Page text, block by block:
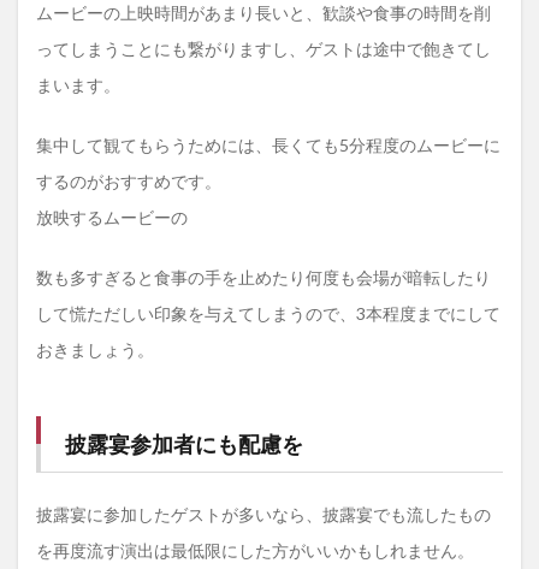
ムービーの上映時間があまり長いと、歓談や食事の時間を削
ってしまうことにも繋がりますし、ゲストは途中で飽きてし
まいます。
集中して観てもらうためには、長くても5分程度のムービーに
するのがおすすめです。
放映するムービーの
数も多すぎると食事の手を止めたり何度も会場が暗転したり
して慌ただしい印象を与えてしまうので、3本程度までにして
おきましょう。
披露宴参加者にも配慮を
披露宴に参加したゲストが多いなら、披露宴でも流したもの
を再度流す演出は最低限にした方がいいかもしれません。